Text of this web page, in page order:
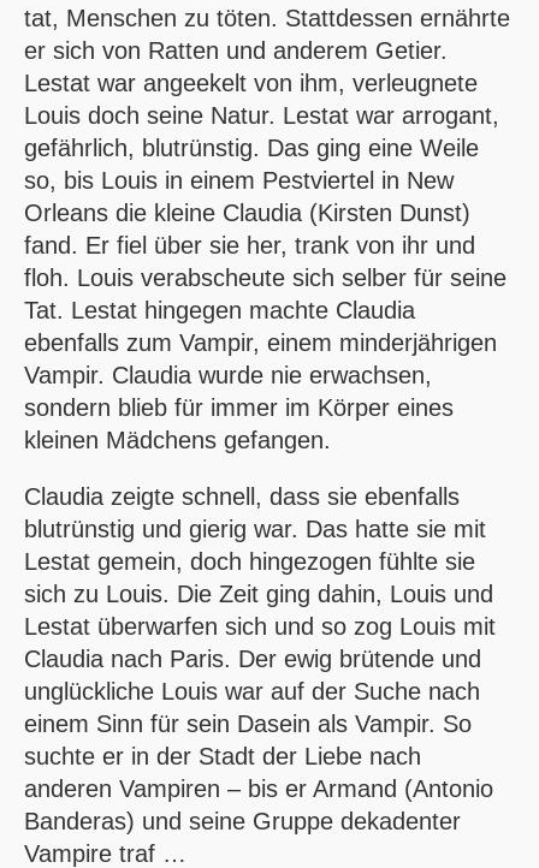
tat, Menschen zu töten. Stattdessen ernährte
er sich von Ratten und anderem Getier.
Lestat war angeekelt von ihm, verleugnete
Louis doch seine Natur. Lestat war arrogant,
gefährlich, blutrünstig. Das ging eine Weile
so, bis Louis in einem Pestviertel in New
Orleans die kleine Claudia (Kirsten Dunst)
fand. Er fiel über sie her, trank von ihr und
floh. Louis verabscheute sich selber für seine
Tat. Lestat hingegen machte Claudia
ebenfalls zum Vampir, einem minderjährigen
Vampir. Claudia wurde nie erwachsen,
sondern blieb für immer im Körper eines
kleinen Mädchens gefangen.
Claudia zeigte schnell, dass sie ebenfalls
blutrünstig und gierig war. Das hatte sie mit
Lestat gemein, doch hingezogen fühlte sie
sich zu Louis. Die Zeit ging dahin, Louis und
Lestat überwarfen sich und so zog Louis mit
Claudia nach Paris. Der ewig brütende und
unglückliche Louis war auf der Suche nach
einem Sinn für sein Dasein als Vampir. So
suchte er in der Stadt der Liebe nach
anderen Vampiren – bis er Armand (Antonio
Banderas) und seine Gruppe dekadenter
Vampire traf …